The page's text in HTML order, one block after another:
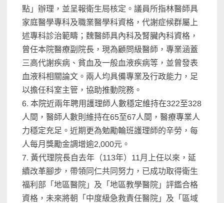
點」辦理，並呈報衛生局核定。議員所指林醫師具
家庭醫學專科及職業醫學科資格，代謝症候群屬上
述專科診治範疇；魏醫師具內科及腎臟內科資格，
曾任本院醫療副院長，現為顧問級醫師，專業涵蓋
三高代謝疾病、貧血及一般血液疾病等，並曾發表
血液科相關論文。兩人均具備專業及行政能力，足
以擔任科室主管，協助推動院務。
6. 本院近兩年聘用護理師人數穩定維持在322至328
人間，醫師人數則維持在65至67人間，醫療專業人
力穩定充足。近期更為勉勵輪班護理師的辛勞，每
人每月獎勵金調增逾2,000元。
7. 黃代理院長自去年（113年）11月上任以來，延
續改革腳步，帶領同仁共同努力，已成功取得衛生
福利部「地區醫院」及「地區教學醫院」評鑑合格
資格，未來將朝「中度級急救責任醫院」及「區域